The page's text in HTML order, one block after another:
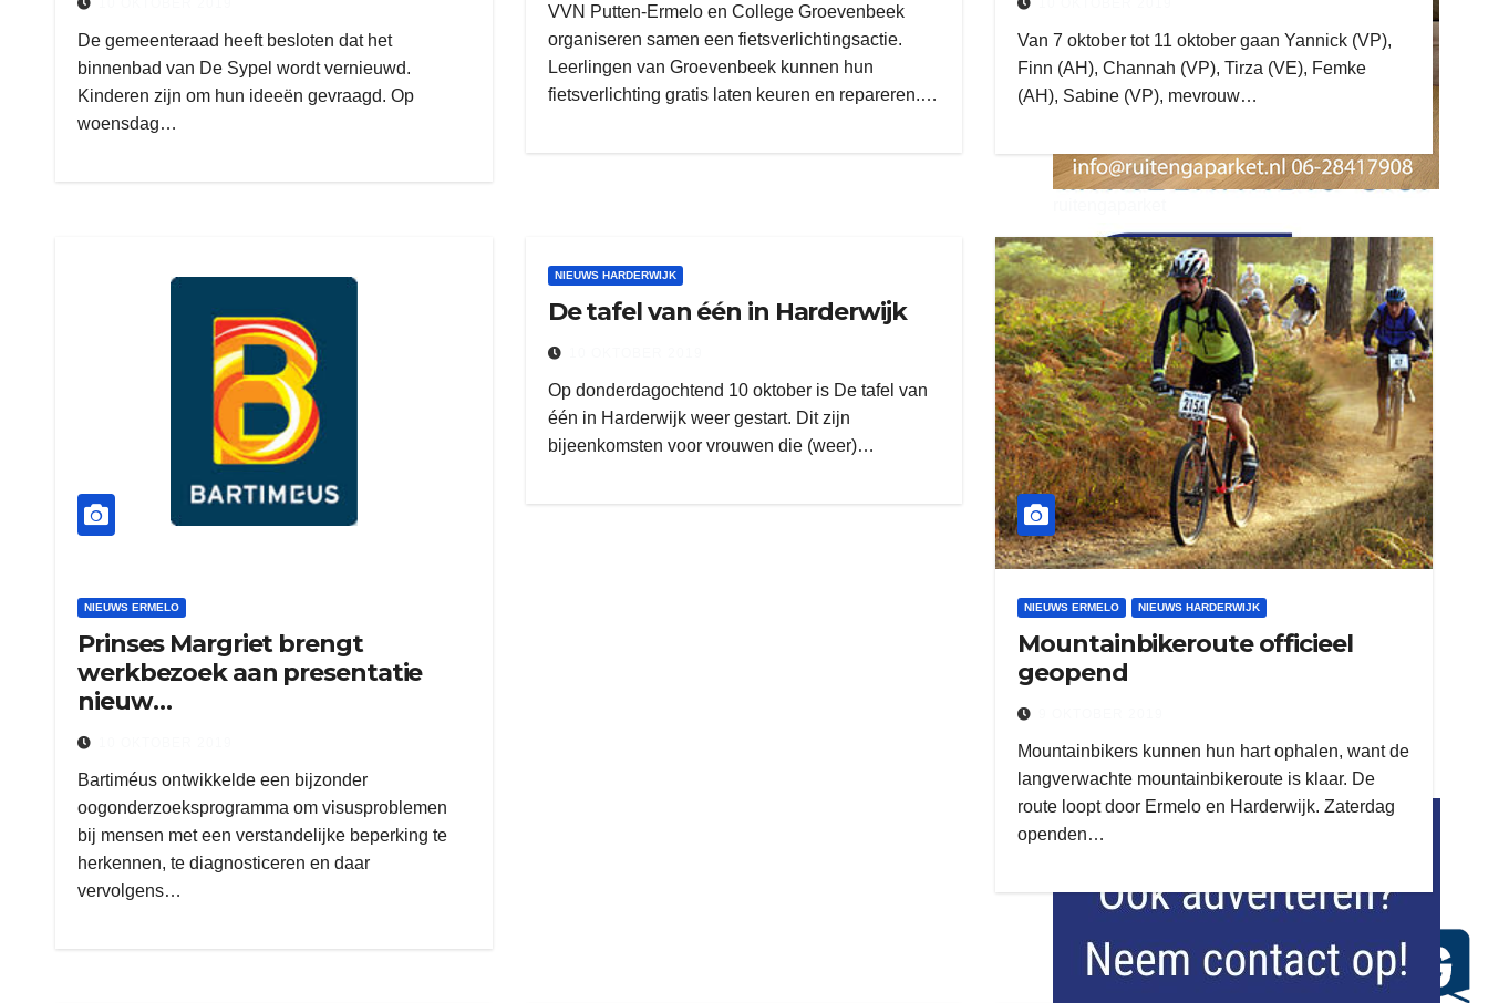
zielman
delangekortland
kleijer
download onzze App
flitsmeister
De gemeenteraad heeft besloten dat het
binnenbad van De Sypel wordt vernieuwd.
Kinderen zijn om hun ideeën gevraagd. Op
woensdag…
VVN Putten-Ermelo en College Groevenbeek
organiseren samen een fietsverlichtingsactie.
Leerlingen van Groevenbeek kunnen hun
fietsverlichting gratis laten keuren en repareren.…
Van 7 oktober tot 11 oktober gaan Yannick (VP),
Finn (AH), Channah (VP), Tirza (VE), Femke
(AH), Sabine (VP), mevrouw…
NIEUWS ERMELO
Prinses Margriet brengt
werkbezoek aan presentatie
nieuw
oogonderzoeksprogramma
Bartiméus ontwikkelde een bijzonder
oogonderzoeksprogramma om visusproblemen
bij mensen met een verstandelijke beperking te
herkennen, te diagnosticeren en daar
vervolgens…
NIEUWS HARDERWIJK
De tafel van één in Harderwijk
Op donderdagochtend 10 oktober is De tafel van
één in Harderwijk weer gestart. Dit zijn
bijeenkomsten voor vrouwen die (weer)…
NIEUWS ERMELO NIEUWS HARDERWIJK
Mountainbikeroute officieel
geopend
Mountainbikers kunnen hun hart ophalen, want de
langverwachte mountainbikeroute is klaar. De
route loopt door Ermelo en Harderwijk. Zaterdag
openden…